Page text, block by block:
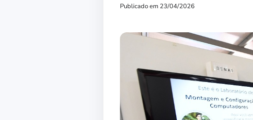
Publicado em 23/04/2026